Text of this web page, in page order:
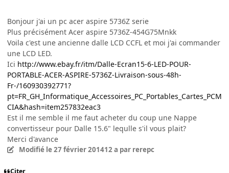
Bonjour j'ai un pc acer aspire 5736Z serie
Plus précisément Acer aspire 5736Z-454G75Mnkk
Voila c'est une ancienne dalle LCD CCFL et moi j'ai commander
une LCD LED.
Ici http://www.ebay.fr/itm/Dalle-Ecran15-6-LED-POUR-
PORTABLE-ACER-ASPIRE-5736Z-Livraison-sous-48h-
Fr-/160930392771?
pt=FR_GH_Informatique_Accessoires_PC_Portables_Cartes_PCM
CIA&hash=item257832eac3
Est il me semble il me faut acheter du coup une Nappe
convertisseur pour Dalle 15.6" lequlle s'il vous plait?
Merci d'avance
Modifié le 27 février 201412 a par rerepc
Citer